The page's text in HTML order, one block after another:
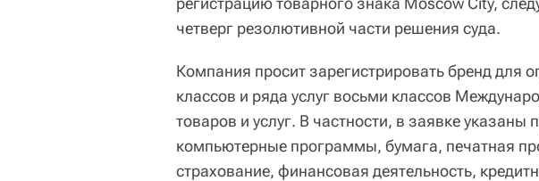
четверг резолютивной части решения суда.
Компания просит зарегистрировать бренд для
классов и ряда услуг восьми классов
товаров и услуг. В частности, в заявке указаны
компьютерные программы, бумага, печатная
страхование, финансовая деятельность,